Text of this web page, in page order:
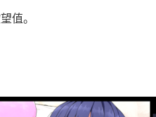
值。